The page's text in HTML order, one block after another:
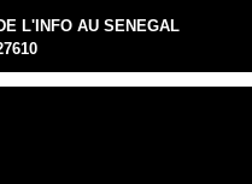
L'INFO AU SENEGAL